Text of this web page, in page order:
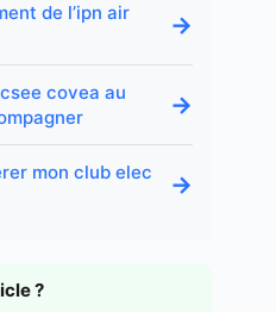
de l’ipn air
→
covea au
→
mon club elec
→
?